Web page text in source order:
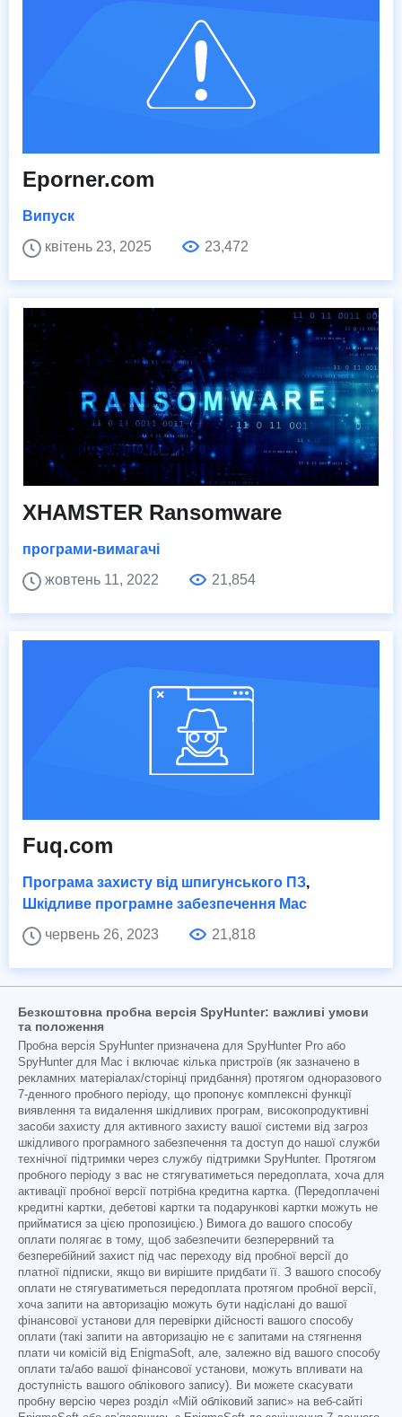
Eporner.com
Випуск
квітень 23, 2025
23,472
XHAMSTER Ransomware
програми-вимагачі
жовтень 11, 2022
21,854
Fuq.com
Програма захисту від шпигунського ПЗ,
Шкідливе програмне забезпечення Mac
червень 26, 2023
21,818
Безкоштовна пробна версія SpyHunter: важливі умови
та положення
Пробна версія SpyHunter призначена для SpyHunter Pro або
SpyHunter для Mac і включає кілька пристроїв (як зазначено в
рекламних матеріалах/сторінці придбання) протягом одноразового
7-денного пробного періоду, що пропонує комплексні функції
виявлення та видалення шкідливих програм, високопродуктивні
засоби захисту для активного захисту вашої системи від загроз
шкідливого програмного забезпечення та доступ до нашої служби
технічної підтримки через службу підтримки SpyHunter. Протягом
пробного періоду з вас не стягуватиметься передоплата, хоча для
активації пробної версії потрібна кредитна картка. (Передоплачені
кредитні картки, дебетові картки та подарункові картки можуть не
прийматися за цією пропозицією.) Вимога до вашого способу
оплати полягає в тому, щоб забезпечити безперервний та
безперебійний захист під час переходу від пробної версії до
платної підписки, якщо ви вирішите придбати її. З вашого способу
оплати не стягуватиметься передоплата протягом пробної версії,
хоча запити на авторизацію можуть бути надіслані до вашої
фінансової установи для перевірки дійсності вашого способу
оплати (такі запити на авторизацію не є запитами на стягнення
плати чи комісій від EnigmaSoft, але, залежно від вашого способу
оплати та/або вашої фінансової установи, можуть впливати на
доступність вашого облікового запису). Ви можете скасувати
пробну версію через розділ «Мій обліковий запис» на веб-сайті